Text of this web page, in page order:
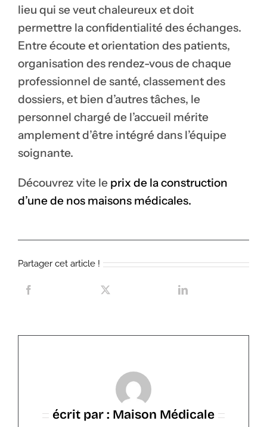
lieu qui se veut chaleureux et doit
permettre la confidentialité des échanges.
Entre écoute et orientation des patients,
organisation des rendez-vous de chaque
professionnel de santé, classement des
dossiers, et bien d’autres tâches, le
personnel chargé de l’accueil mérite
amplement d’être intégré dans l’équipe
soignante.
Découvrez vite le prix de la construction
d’une de nos maisons médicales.
Partager cet article !
écrit par : Maison Médicale